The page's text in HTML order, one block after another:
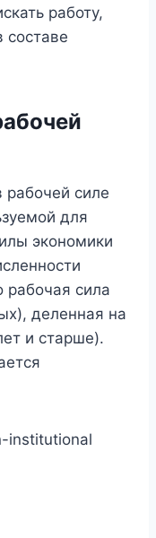
работу,
составе
рабочей силе
для
экономики
рабочая сила
деленная на
и старше).
institutional